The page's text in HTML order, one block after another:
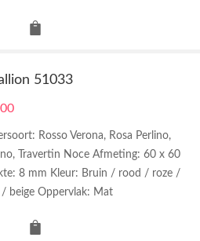
51033
Rosso Verona, Rosa Perlino,
Travertin Noce Afmeting: 60 x 60
8 mm Kleur: Bruin / rood / roze /
/ beige Oppervlak: Mat